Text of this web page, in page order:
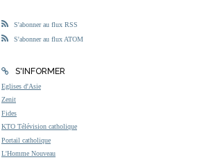
S'abonner au flux RSS
S'abonner au flux ATOM
S'INFORMER
Eglises d'Asie
Zenit
Fides
KTO Télévision catholique
Portail catholique
L'Homme Nouveau